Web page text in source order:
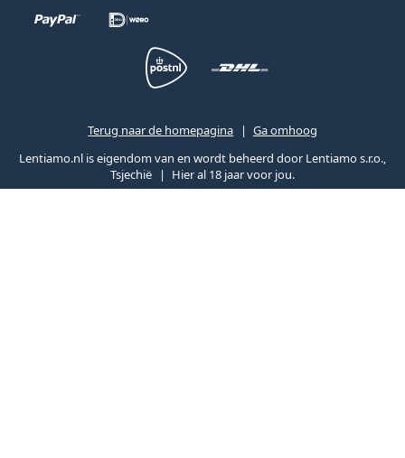
Terug naar de homepagina
Ga omhoog
Lentiamo.nl is eigendom van en wordt beheerd door Lentiamo s.r.o.,
Tsjechië
Hier al 18 jaar voor jou.